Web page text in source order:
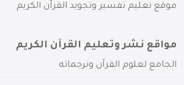
موقع تعليم تفسير وتجويد القرآن الكريم
مواقع نشر وتعليم القرآن الكريم
الجامع لعلوم القرآن وترجماته